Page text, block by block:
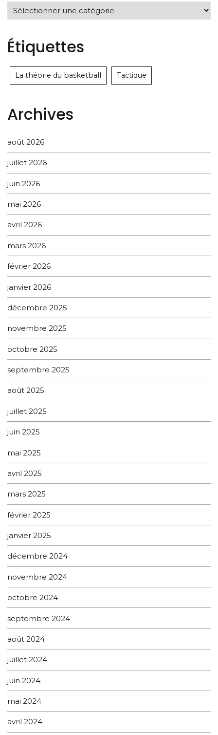
Catégories
Étiquettes
La théorie du basketball Tactique
Archives
août 2026
juillet 2026
juin 2026
mai 2026
avril 2026
mars 2026
février 2026
janvier 2026
décembre 2025
novembre 2025
octobre 2025
septembre 2025
août 2025
juillet 2025
juin 2025
mai 2025
avril 2025
mars 2025
février 2025
janvier 2025
décembre 2024
novembre 2024
octobre 2024
septembre 2024
août 2024
juillet 2024
juin 2024
mai 2024
avril 2024